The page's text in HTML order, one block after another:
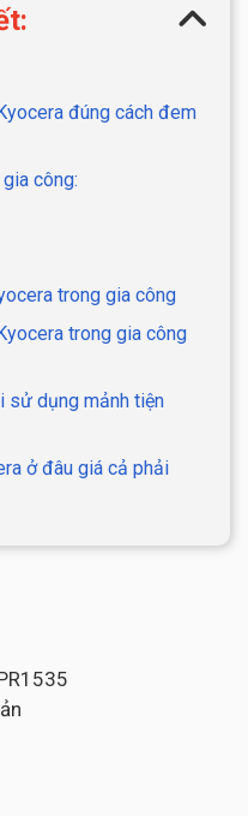
đúng cách đem
công:
trong gia công
trong gia công
sử dụng mảnh tiện
ở đâu giá cả phải